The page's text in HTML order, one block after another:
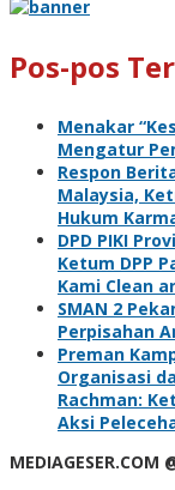
Pos-pos
Menakar
Mengatur
Respon
Malaysia,
Hukum
DPD PIKI
Ketum DPP
Kami Clean
SMAN 2
Perpisahan
Preman
Organisasi
Rachman:
Aksi
MEDIAGESER.COM